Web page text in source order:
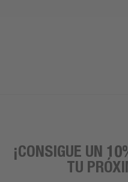
¡CONSIGUE UN
TU